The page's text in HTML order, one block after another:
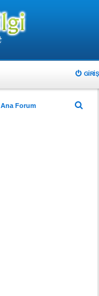
GIRIŞ
Ana Forum